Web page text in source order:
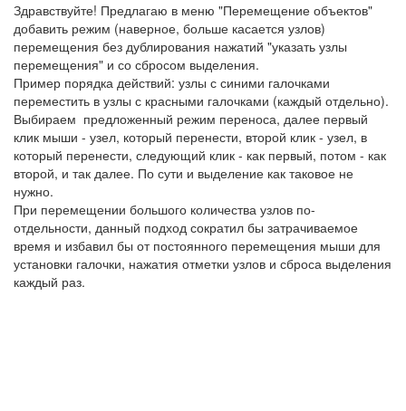
Здравствуйте! Предлагаю в меню "Перемещение объектов"
добавить режим (наверное, больше касается узлов)
перемещения без дублирования нажатий "указать узлы
перемещения" и со сбросом выделения.
Пример порядка действий: узлы с синими галочками
переместить в узлы с красными галочками (каждый отдельно).
Выбираем предложенный режим переноса, далее первый
клик мыши - узел, который перенести, второй клик - узел, в
который перенести, следующий клик - как первый, потом - как
второй, и так далее. По сути и выделение как таковое не
нужно.
При перемещении большого количества узлов по-
отдельности, данный подход сократил бы затрачиваемое
время и избавил бы от постоянного перемещения мыши для
установки галочки, нажатия отметки узлов и сброса выделения
каждый раз.